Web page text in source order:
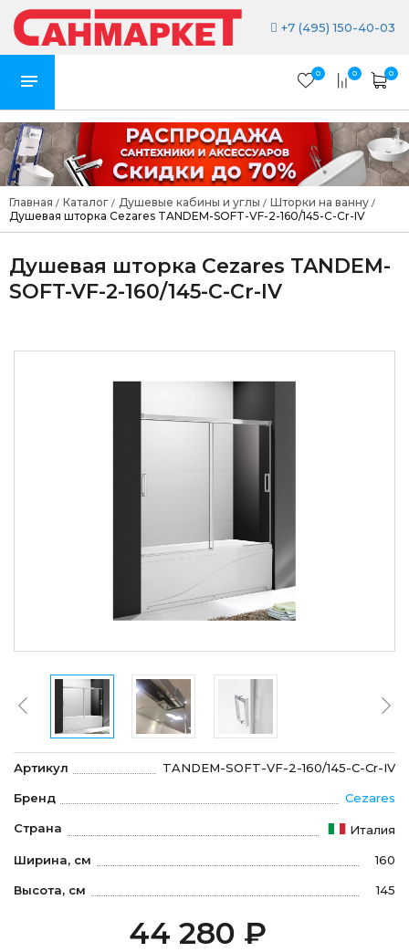
+7 (495) 150-40-03
0 0 0
Главная / Каталог / Душевые кабины и углы / Шторки на ванну /
Душевая шторка Cezares TANDEM-SOFT-VF-2-160/145-C-Cr-IV
Душевая шторка Cezares TANDEM-
SOFT-VF-2-160/145-C-Cr-IV
Артикул TANDEM-SOFT-VF-2-160/145-C-Cr-IV
Бренд Cezares
Страна Италия
Ширина, см 160
Высота, см 145
44 280 ₽